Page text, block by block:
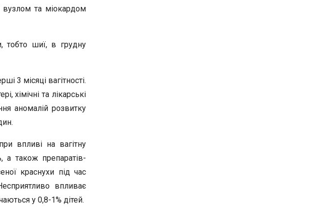
вузлом та міокардом
тобто шиї, в грудну
3 місяці вагітності.
хімічні та лікарські
аномалій розвитку
впливі на вагітну
а також препаратів-
краснухи під час
впливає
у 0,8-1% дітей.